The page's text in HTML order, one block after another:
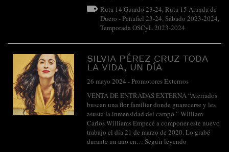
Ruta 14 Guardo 23-24,Ruta 15 Aranda de
Duero - Peñafiel 23-24,Sábado 2023-2024,
Temporada OSCyL 2023-2024
SILVIA PÉREZ CRUZ TODA
LA VIDA, UN DÍA
26 mayo 2024 -Promotores Externos
VENTA DE ENTRADAS EXTERNA “Aterrados
buscan una flor familiar donde guarecerse y les
asusta la inmensidad del campo.” William
Carlos Williams Empecé a componer este nuevo
trabajo el día 21 de marzo de 2020. Lo grabé
durante un año en… Seguir leyendo